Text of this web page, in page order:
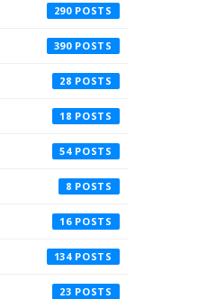
290
390
28
18
54
8
16
134
23